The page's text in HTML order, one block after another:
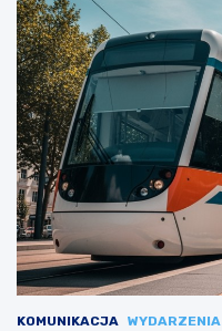
KOMUNIKACJA WYDARZENIA